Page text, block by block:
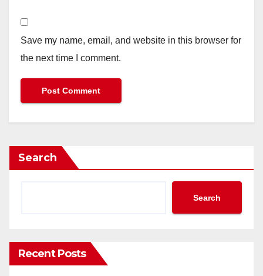
Save my name, email, and website in this browser for
the next time I comment.
Search
Search
Recent Posts